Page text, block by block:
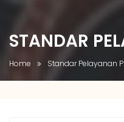
STANDAR
Home Standar Pelayanan